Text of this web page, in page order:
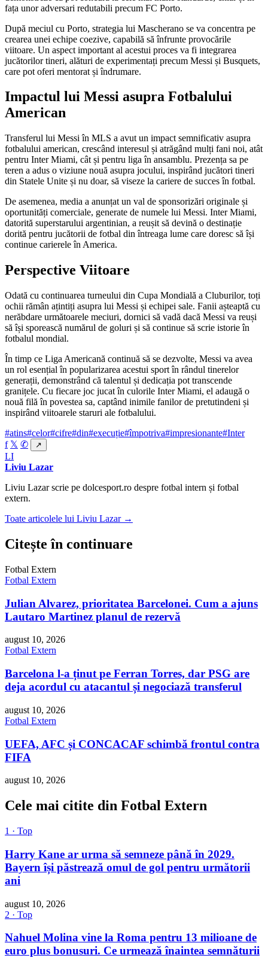
fața unor adversari redutabili precum FC Porto.
După meciul cu Porto, strategia lui Mascherano se va concentra pe
crearea unei echipe coezive, capabilă să înfrunte provocările
viitoare. Un aspect important al acestui proces va fi integrarea
jucătorilor tineri, alături de experimentați precum Messi și Busquets,
care pot oferi mentorat și îndrumare.
Impactul lui Messi asupra Fotbalului
American
Transferul lui Messi în MLS a avut un impact semnificativ asupra
fotbalului american, crescând interesul și atrăgând mulți fani noi, atât
pentru Inter Miami, cât și pentru liga în ansamblu. Prezența sa pe
teren a adus o viziune nouă asupra jocului, inspirând jucători tineri
din Statele Unite și nu doar, să viseze la cariere de succes în fotbal.
De asemenea, media a anunțat un val de sponsorizări originale și
oportunități comerciale, generate de numele lui Messi. Inter Miami,
datorită superstarului argentinian, a reușit să devină o destinație
dorită pentru jucătorii de fotbal din întreaga lume care doresc să își
continue carierele în America.
Perspective Viitoare
Odată cu continuarea turneului din Cupa Mondială a Cluburilor, toți
ochii rămân ațintiți asupra lui Messi și echipei sale. Fanii așteaptă cu
nerăbdare următoarele meciuri, dornici să vadă dacă Messi va reuși
să își sporească numărul de goluri și să continue să scrie istorie în
fotbalul mondial.
În timp ce Liga Americană continuă să se dezvolte, Messi va avea
un rol esențial în popularizarea acestui sport în rândul tinerelor
generații, demonstrând că talentul și dedicația pot transcende
granițele. Cu fiecare joc jucat în culorile Inter Miami, el adaugă o
nouă filă în povestea sa, captând inimile fanilor de pretutindeni și
inspirând viitoarele staruri ale fotbalului.
#atins#celor#cifre#din#execuție#împotriva#impresionante#Inter
f 𝕏 ✆ ↗
LI
Liviu Lazar
Liviu Lazar scrie pe dolcesport.ro despre fotbal intern și fotbal
extern.
Toate articolele lui Liviu Lazar →
Citește în continuare
Fotbal Extern
Fotbal Extern
Julian Alvarez, prioritatea Barcelonei. Cum a ajuns
Lautaro Martinez planul de rezervă
august 10, 2026
Fotbal Extern
Barcelona l-a ținut pe Ferran Torres, dar PSG are
deja acordul cu atacantul și negociază transferul
august 10, 2026
Fotbal Extern
UEFA, AFC și CONCACAF schimbă frontul contra
FIFA
august 10, 2026
Cele mai citite din Fotbal Extern
1 · Top
Harry Kane ar urma să semneze până în 2029.
Bayern își păstrează omul de gol pentru următorii
ani
august 10, 2026
2 · Top
Nahuel Molina vine la Roma pentru 13 milioane de
euro plus bonusuri. Ce urmează înaintea semnăturii